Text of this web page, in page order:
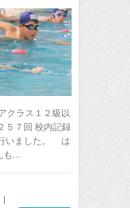
クラス１２級以
５７回 校内記録
いました。 は
も…
|